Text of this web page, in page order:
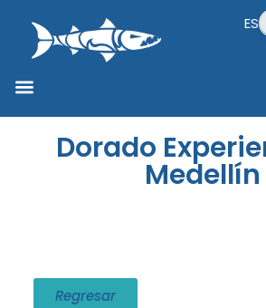
ES
Dorado
Medellín
Regresar